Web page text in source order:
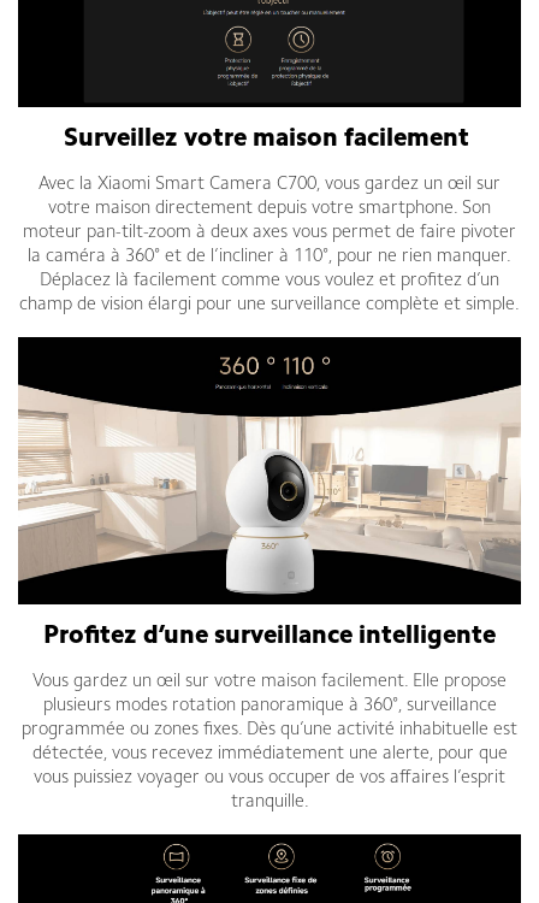
Surveillez votre maison facilement
Avec la Xiaomi Smart Camera C700, vous gardez un œil sur
votre maison directement depuis votre smartphone. Son
moteur pan-tilt-zoom à deux axes vous permet de faire pivoter
la caméra à 360° et de l’incliner à 110°, pour ne rien manquer.
Déplacez là facilement comme vous voulez et profitez d’un
champ de vision élargi pour une surveillance complète et simple.
Profitez d’une surveillance intelligente
Vous gardez un œil sur votre maison facilement. Elle propose
plusieurs modes rotation panoramique à 360°, surveillance
programmée ou zones fixes. Dès qu’une activité inhabituelle est
détectée, vous recevez immédiatement une alerte, pour que
vous puissiez voyager ou vous occuper de vos affaires l’esprit
tranquille.